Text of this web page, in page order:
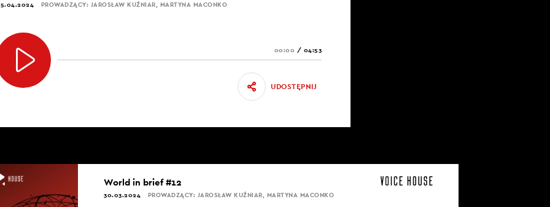
PROWADZĄCY: JAROSŁAW KUŹNIAR, MARTYNA MACONKO
00:00 / 04:53
UDOSTĘPNIJ
World in brief #12
30.03.2024 PROWADZĄCY: JAROSŁAW KUŹNIAR, MARTYNA MACONKO